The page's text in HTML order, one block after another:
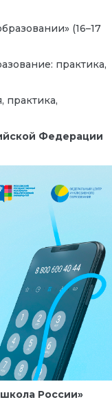
(16–17
практика,
практика,
Федерации
России»